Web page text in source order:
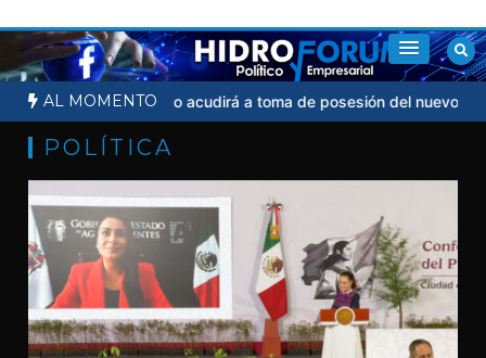
al
contenido
AL MOMENTO
Sheinbaum no acudirá a toma de posesión del nuevo presidente
POLÍTICA